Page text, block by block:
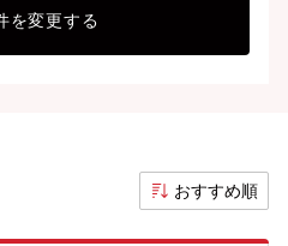
を変更する
おすすめ順